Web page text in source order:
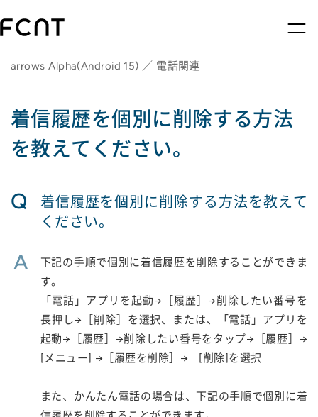
arrows Alpha(Android 15) ／ 電話関連
着信履歴を個別に削除する方法
を教えてください。
Q
着信履歴を個別に削除する方法を教えて
ください。
A
下記の手順で個別に着信履歴を削除することができま
す。
「電話」アプリを起動→［履歴］→削除したい番号を
長押し→［削除］を選択、または、「電話」アプリを
起動→［履歴］→削除したい番号をタップ→［履歴］→
[メニュー] →［履歴を削除］→ [削除]を選択
また、かんたん電話の場合は、下記の手順で個別に着